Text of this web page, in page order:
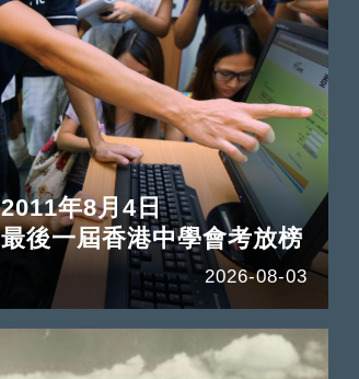
2011年8月4日
最後一屆香港中學會考放榜
2026-08-03